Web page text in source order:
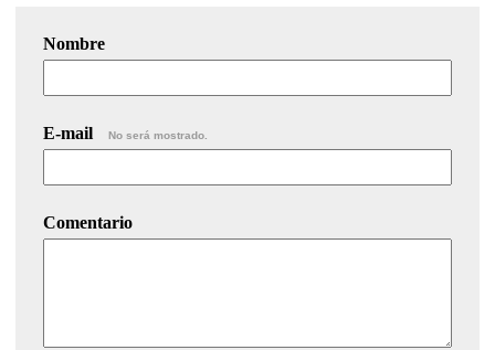
Nombre
E-mail No será mostrado.
Comentario